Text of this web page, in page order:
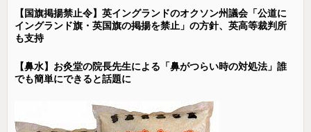
【国旗掲揚禁止令】英イングランドのオクソン州議会「公道に
イングランド旗・英国旗の掲揚を禁止」の方針、英高等裁判所
も支持
【鼻水】お灸堂の院長先生による「鼻がつらい時の対処法」誰
でも簡単にできると話題に